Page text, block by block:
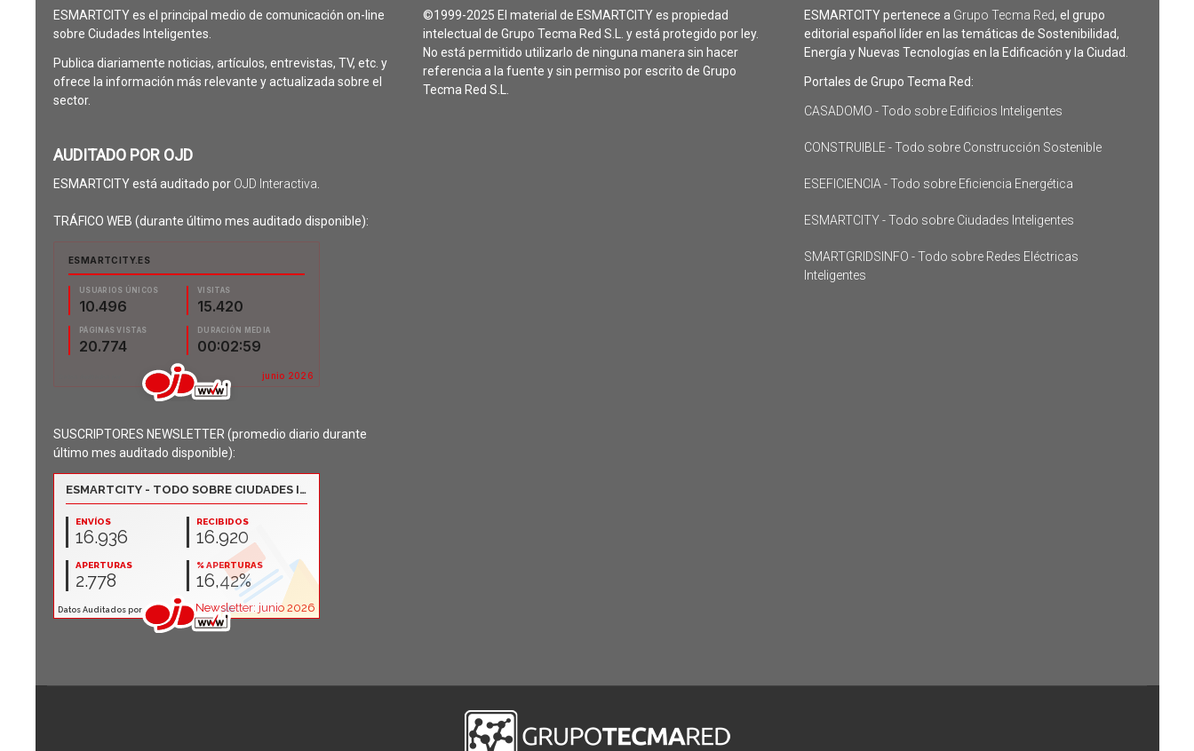
ESMARTCITY es el principal medio de comunicación on-line
sobre Ciudades Inteligentes.
Publica diariamente noticias, artículos, entrevistas, TV, etc. y
ofrece la información más relevante y actualizada sobre el
sector.
AUDITADO POR OJD
ESMARTCITY está auditado por OJD Interactiva
TRÁFICO WEB (durante último mes auditado disponible):
SUSCRIPTORES NEWSLETTER (promedio diario durante
último mes auditado disponible):
©1999-2025 El material de ESMARTCITY es propiedad
intelectual de Grupo Tecma Red S.L. y está protegido por ley.
No está permitido utilizarlo de ninguna manera sin hacer
referencia a la fuente y sin permiso por escrito de Grupo
Tecma Red S.L.
ESMARTCITY pertenece a Grupo Tecma Red, el grupo
editorial español líder en las temáticas de Sostenibilidad,
Energía y Nuevas Tecnologías en la Edificación y la Ciudad.
Portales de Grupo Tecma Red:
CASADOMO - Todo sobre Edificios Inteligentes
CONSTRUIBLE - Todo sobre Construcción Sostenible
ESEFICIENCIA - Todo sobre Eficiencia Energética
ESMARTCITY - Todo sobre Ciudades Inteligentes
SMARTGRIDSINFO - Todo sobre Redes Eléctricas
Inteligentes